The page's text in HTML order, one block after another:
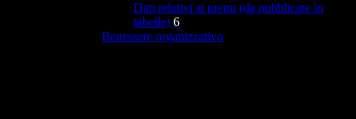
Dati relativi ai premi (da pubblicare in
tabelle) 6
Benessere organizzativo